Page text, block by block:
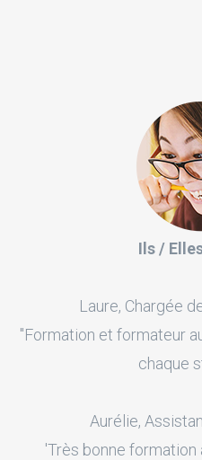
Ils /
Laure, Chargée
"Formation et formateur
chaque
Aurélie,
'Très bonne